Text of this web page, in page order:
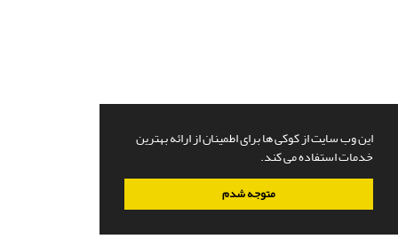
این وب سایت از کوکی ها برای اطمینان از ارائه بهترین
خدمات استفاده می کند.
متوجه شدم